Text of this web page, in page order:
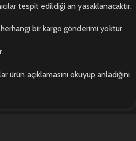
tespit edildiği an yasaklanacaktır.
bir kargo gönderimi yoktur.
ürün açıklamasını okuyup anladığını